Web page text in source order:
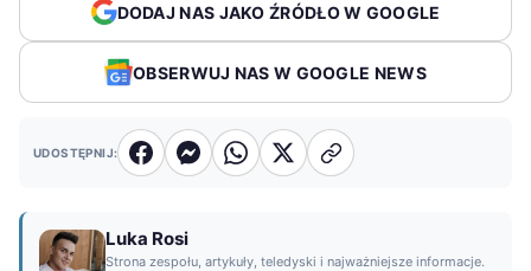
DODAJ NAS JAKO ŹRÓDŁO W GOOGLE
OBSERWUJ NAS W GOOGLE NEWS
UDOSTĘPNIJ:
Luka Rosi
Strona zespołu, artykuły, teledyski i najważniejsze informacje.